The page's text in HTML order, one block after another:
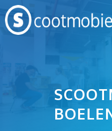
Spring
naar
inhoud